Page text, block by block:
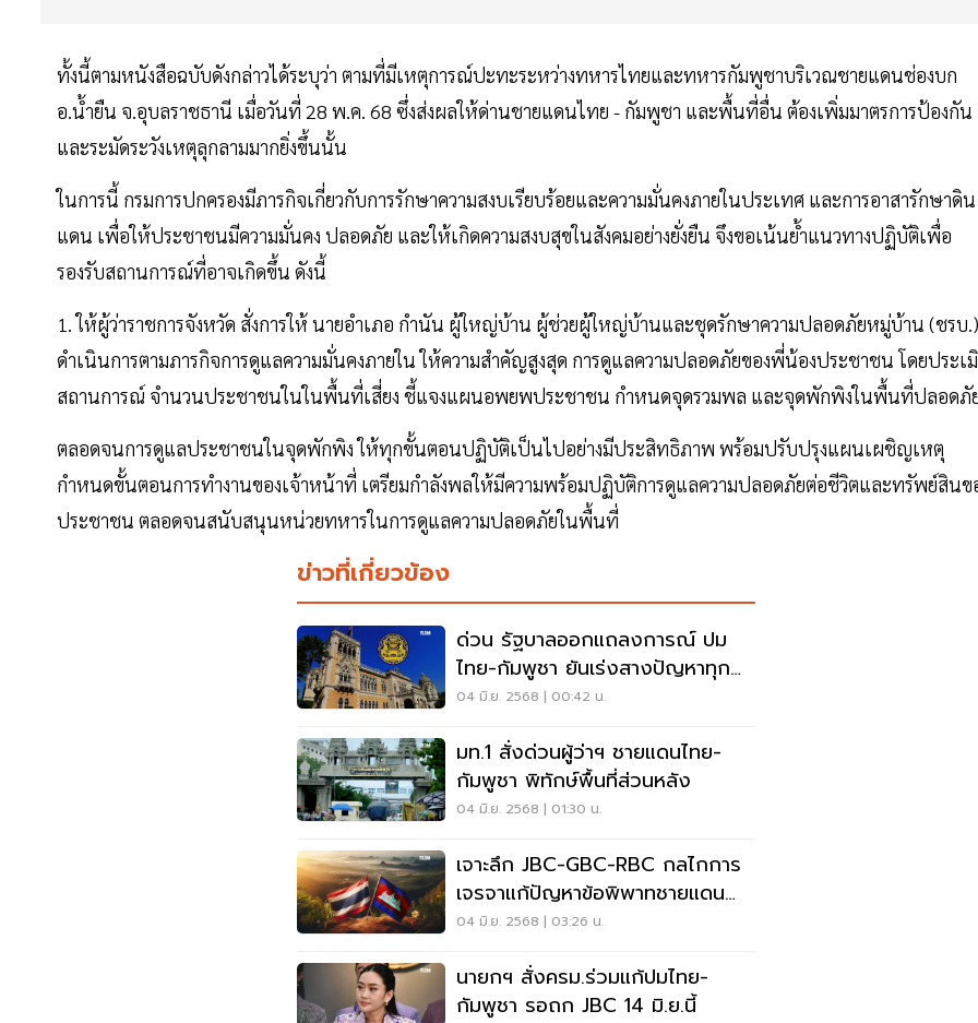
ทั้งนี้ตามหนังสือฉบับดังกล่าวได้ระบุว่า ตามที่มีเหตุการณ์ปะทะระหว่างทหารไทยและทหารกัมพูชาบริเวณชายแดนช่องบก
อ.น้ำยืน จ.อุบลราชธานี เมื่อวันที่ 28 พ.ค. 68 ซึ่งส่งผลให้ด่านชายแดนไทย - กัมพูชา และพื้นที่อื่น ต้องเพิ่มมาตรการป้องกัน
และระมัดระวังเหตุลุกลามมากยิ่งขึ้นนั้น
ในการนี้ กรมการปกครองมีภารกิจเกี่ยวกับการรักษาความสงบเรียบร้อยและความมั่นคงภายในประเทศ และการอาสารักษาดิน
แดน เพื่อให้ประชาชนมีความมั่นคง ปลอดภัย และให้เกิดความสงบสุขในสังคมอย่างยั่งยืน จึงขอเน้นย้ำแนวทางปฏิบัติเพื่อ
รองรับสถานการณ์ที่อาจเกิดขึ้น ดังนี้
1. ให้ผู้ว่าราชการจังหวัด สั่งการให้ นายอำเภอ กำนัน ผู้ใหญ่บ้าน ผู้ช่วยผู้ใหญ่บ้านและชุดรักษาความปลอดภัยหมู่บ้าน (ชรบ.)
ดำเนินการตามภารกิจการดูแลความมั่นคงภายใน ให้ความสำคัญสูงสุด การดูแลความปลอดภัยของพี่น้องประชาชน โดยประเ
สถานการณ์ จำนวนประชาชนในในพื้นที่เสี่ยง ชี้แจงแผนอพยพประชาชน กำหนดจุดรวมพล และจุดพักพิงในพื้นที่ปลอด
ตลอดจนการดูแลประชาชนในจุดพักพิง ให้ทุกขั้นตอนปฏิบัติเป็นไปอย่างมีประสิทธิภาพ พร้อมปรับปรุงแผนเผชิญเหตุ
กำหนดขั้นตอนการทำงานของเจ้าหน้าที่ เตรียมกำลังพลให้มีความพร้อมปฏิบัติการดูแลความปลอดภัยต่อชีวิตและทรัพย์สินข
ประชาชน ตลอดจนสนับสนุนหน่วยทหารในการดูแลความปลอดภัยในพื้นที่
ข่าวที่เกี่ยวข้อง
ด่วน รัฐบาลออกแถลงการณ์ ปม
ไทย-กัมพูชา ยันเร่งสางปัญหาทุก
มิติ
04 มิ.ย. 2568 | 00:42 น.
มท.1 สั่งด่วนผู้ว่าฯ ชายแดนไทย-
กัมพูชา พิทักษ์พื้นที่ส่วนหลัง
04 มิ.ย. 2568 | 01:30 น.
เจาะลึก JBC-GBC-RBC กลไกการ
เจรจาแก้ปัญหาข้อพิพาทชายแดน
ไทย-กัมพูชา
04 มิ.ย. 2568 | 03:26 น.
นายกฯ สั่งครม.ร่วมแก้ปมไทย-
กัมพูชา รอถก JBC 14 มิ.ย.นี้